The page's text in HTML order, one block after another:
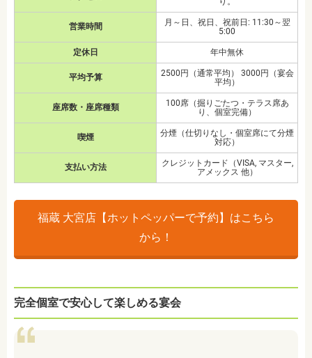
営業時間
月～日、祝日、祝前日: 11:30～翌
5:00
定休日 年中無休
平均予算
2500円（通常平均） 3000円（宴会
平均）
座席数・座席種類
100席（掘りごたつ・テラス席あ
り、個室完備）
喫煙
分煙（仕切りなし・個室席にて分煙
対応）
支払い方法
クレジットカード（VISA, マスター,
アメックス 他）
福蔵 大宮店【ホットペッパーで予約】はこちら
から！
完全個室で安心して楽しめる宴会